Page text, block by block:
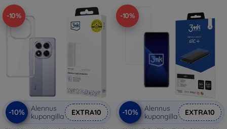
-10%
-10%
Alennus
kupongilla
EXTRA10
-10%
-10%
Alennus
kupongilla
EXTRA10